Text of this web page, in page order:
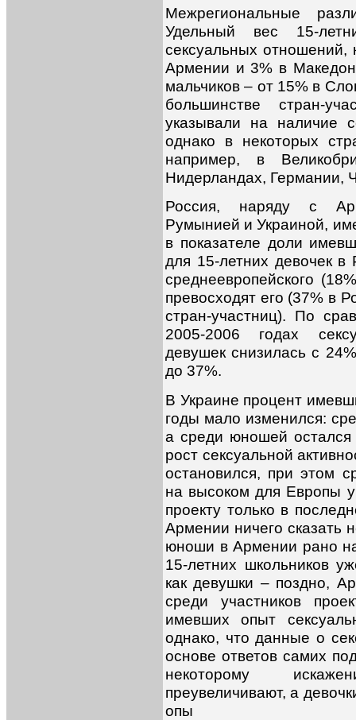
Межрегиональные
Удельный вес 15-
сексуальных отношений,
Армении и 3% в
мальчиков – от 15% в
большинстве стран-
указывали на наличие
однако в некоторых
например, в
Нидерландах, Германии,
Россия, наряду с
Румынией и Украиной,
в показателе доли
для 15-летних девочек
среднеевропейского
превосходят его (37% в
стран-участниц). По
2005-2006 годах
девушек снизилась с
до 37%.
В Украине процент
годы мало изменился:
а среди юношей
рост сексуальной
остановился, при этом
на высоком для Европы
проекту только в
Армении ничего сказать
юноши в Армении рано
15-летних школьников
как девушки – поздно,
среди участников
имевших опыт
однако, что данные о
основе ответов самих
некоторому
преувеличивают, а
опы